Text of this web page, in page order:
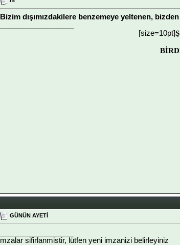
Bizim dışımızdakilere benzemeye yeltenen,
[size=10pt]
GÜNÜN AYETİ
mzalar sifirlanmistir, lütfen yeni imzanizi belirleyiniz